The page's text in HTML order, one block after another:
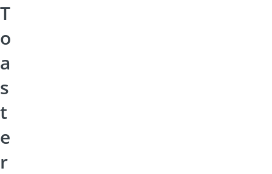
T
o
a
s
t
e
r